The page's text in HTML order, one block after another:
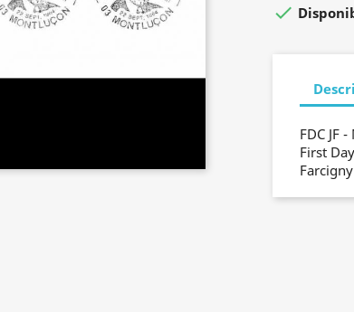

FDC JF
First